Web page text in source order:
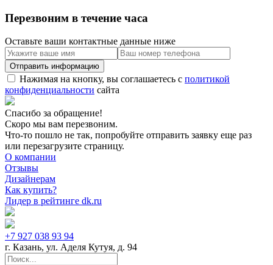
Перезвоним в течение часа
Оставьте ваши контактные данные ниже
Нажимая на кнопку, вы соглашаетесь с политикой
конфиденциальности сайта
Спасибо за обращение!
Скоро мы вам перезвоним.
Что-то пошло не так, попробуйте отправить заявку еще раз
или перезагрузите страницу.
О компании
Отзывы
Дизайнерам
Как купить?
Лидер в рейтинге dk.ru
+7 927 038 93 94
г. Казань, ул. Аделя Кутуя, д. 94